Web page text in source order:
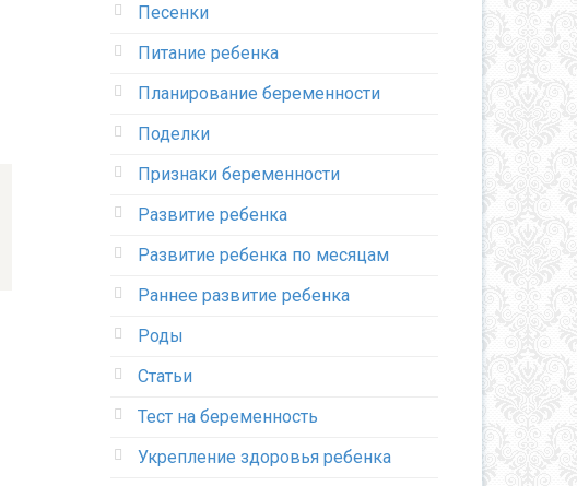
Песенки
Питание ребенка
Планирование беременности
Поделки
Признаки беременности
Развитие ребенка
Развитие ребенка по месяцам
Раннее развитие ребенка
Роды
Статьи
Тест на беременность
Укрепление здоровья ребенка